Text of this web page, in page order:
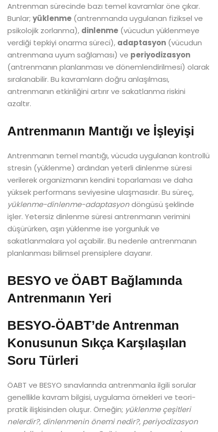
Antrenman sürecinde bazı temel kavramlar öne çıkar.
Bunlar; yüklenme (antrenmanda uygulanan fiziksel ve
psikolojik zorlanma), dinlenme (vücudun yüklenmeye
verdiği tepkiyi onarma süreci), adaptasyon (vücudun
antrenmana uyum sağlaması) ve periyodizasyon
(antrenmanın planlanması ve dönemlendirilmesi) olarak
sıralanabilir. Bu kavramların doğru anlaşılması,
antrenmanın etkinliğini artırır ve sakatlanma riskini
azaltır.
Antrenmanın Mantığı ve İşleyişi
Antrenmanın temel mantığı, vücuda uygulanan kontrollü
stresin (yüklenme) ardından yeterli dinlenme süresi
verilerek organizmanın kendini toparlaması ve daha
yüksek performans seviyesine ulaşmasıdır. Bu süreç,
yüklenme-dinlenme-adaptasyondöngüsü şeklinde
işler. Yetersiz dinlenme süresi antrenmanın verimini
düşürürken, aşırı yüklenme ise yorgunluk ve
sakatlanmalara yol açabilir. Bu nedenle antrenmanın
planlanması bilimsel prensiplere dayanır.
BESYO ve ÖABT Bağlamında
Antrenmanın Yeri
BESYO-ÖABT’de Antrenman
Konusunun Sıkça Karşılaşılan
Soru Türleri
ÖABT ve BESYO sınavlarında antrenmanla ilgili sorular
genellikle kavram bilgisi, uygulama örnekleri ve teori-
pratik ilişkisinden oluşur. Örneğin; yüklenme çeşitleri
nelerdir?, dinlenmenin önemi nedir?, periyodizasyon